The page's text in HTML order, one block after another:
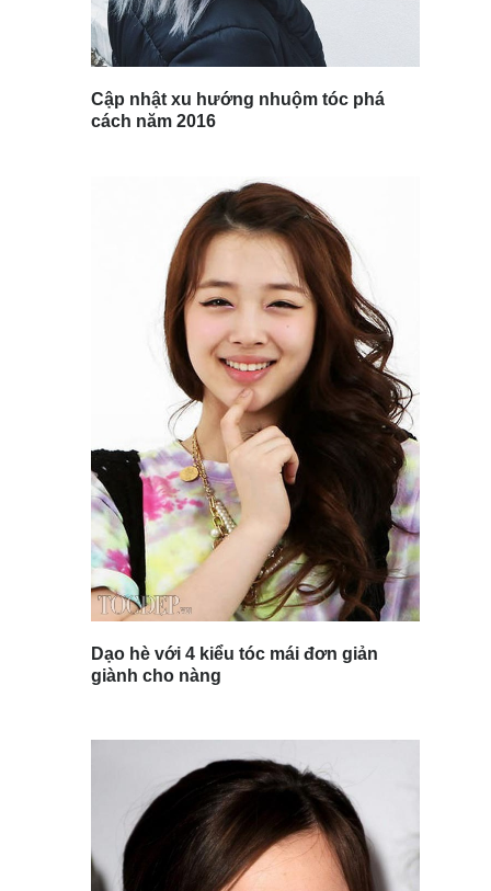
Cập nhật xu hướng nhuộm tóc phá
cách năm 2016
Dạo hè với 4 kiểu tóc mái đơn giản
giành cho nàng